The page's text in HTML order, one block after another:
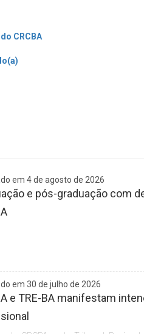
CRCBA
em 4 de agosto de 2026
e pós-graduação com
em 30 de julho de 2026
e TRE-BA manifestam